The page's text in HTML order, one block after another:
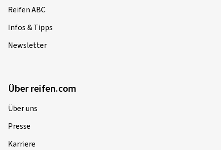
Reifen ABC
Infos & Tipps
Newsletter
Über reifen.com
Über uns
Presse
Karriere